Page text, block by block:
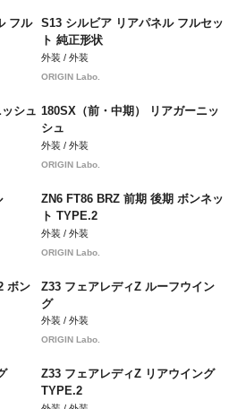
フル
S13 シルビア リアパネル フルセッ
ト 純正形状
外装 / 外装
ORIGIN Labo.
シュ 180SX（前・中期） リアガーニッ
シュ
外装 / 外装
ORIGIN Labo.
ZN6 FT86 BRZ 前期 後期 ボンネッ
ト TYPE.2
外装 / 外装
ORIGIN Labo.
ボン
Z33 フェアレディZ ルーフウイン
グ
外装 / 外装
ORIGIN Labo.
Z33 フェアレディZ リアウイング
TYPE.2